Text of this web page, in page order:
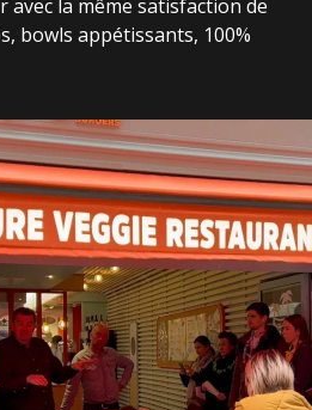
la même satisfaction de
bowls appétissants, 100%